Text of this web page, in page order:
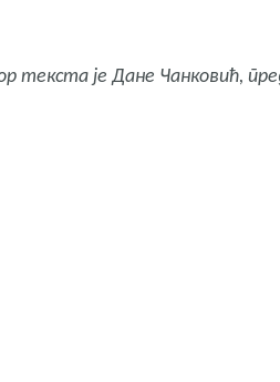
текста је Дане Чанковић,